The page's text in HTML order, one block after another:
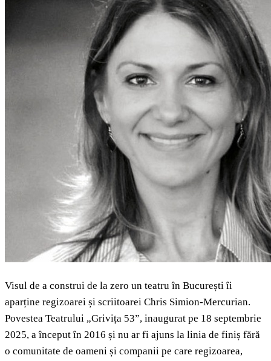
Visul de a construi de la zero un teatru în București îi
aparține regizoarei și scriitoarei Chris Simion-Mercurian.
Povestea Teatrului „Grivița 53”, inaugurat pe 18 septembrie
2025, a început în 2016 și nu ar fi ajuns la linia de finiș fără
o comunitate de oameni și companii pe care regizoarea,